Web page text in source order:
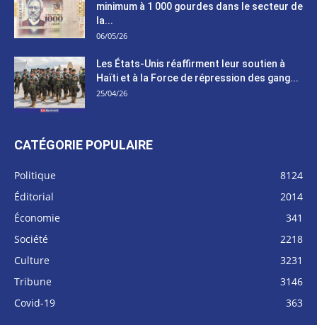
minimum à 1 000 gourdes dans le secteur de
la...
06/05/26
Les États-Unis réaffirment leur soutien à
Haïti et à la Force de répression des gang...
25/04/26
CATÉGORIE POPULAIRE
Politique
8124
Éditorial
2014
Économie
341
Société
2218
Culture
3231
Tribune
3146
Covid-19
363